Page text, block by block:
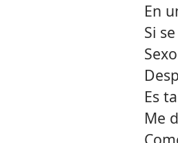
En
Si
Es
Me